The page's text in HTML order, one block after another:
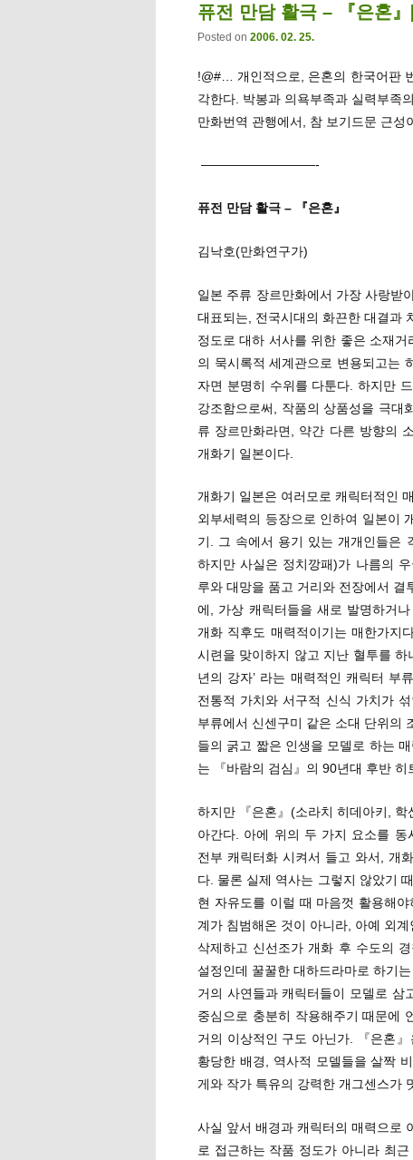
퓨전 만담 활극 – 『은혼
Posted on 2006. 02. 25.
!@#… 개인적으로, 은혼의 한국어판
각한다. 박봉과 의욕부족과 실력부족
만화번역 관행에서, 참 보기드문 근성
—————————-
퓨전 만담 활극 – 『은혼』
김낙호(만화연구가)
일본 주류 장르만화에서 가장 사랑받
대표되는, 전국시대의 화끈한 대결과
정도로 대하 서사를 위한 좋은 소재
의 묵시록적 세계관으로 변용되고는
자면 분명히 수위를 다툰다. 하지만
강조함으로써, 작품의 상품성을 극대
류 장르만화라면, 약간 다른 방향의
개화기 일본이다.
개화기 일본은 여러모로 캐릭터적인
외부세력의 등장으로 인하여 일본이
기. 그 속에서 용기 있는 개개인들은
하지만 사실은 정치깡패)가 나름의
루와 대망을 품고 거리와 전장에서 결
에, 가상 캐릭터들을 새로 발명하거
개화 직후도 매력적이기는 매한가지
시련을 맞이하지 않고 지난 혈투를 하
년의 강자’ 라는 매력적인 캐릭터 부
전통적 가치와 서구적 신식 가치가
부류에서 신센구미 같은 소대 단위의
들의 굵고 짧은 인생을 모델로 하는
는 『바람의 검심』의 90년대 후반 히
하지만 『은혼』(소라치 히데아키,
아간다. 아에 위의 두 가지 요소를 동
전부 캐릭터화 시켜서 들고 와서, 개
다. 물론 실제 역사는 그렇지 않았기
현 자유도를 이럴 때 마음껏 활용해
계가 침범해온 것이 아니라, 아예 외
삭제하고 신선조가 개화 후 수도의
설정인데 꿀꿀한 대하드라마로 하기
거의 사연들과 캐릭터들이 모델로 삼
중심으로 충분히 작용해주기 때문에
거의 이상적인 구도 아닌가. 『은혼
황당한 배경, 역사적 모델들을 살짝
게와 작가 특유의 강력한 개그센스가
사실 앞서 배경과 캐릭터의 매력으로
로 접근하는 작품 정도가 아니라 최